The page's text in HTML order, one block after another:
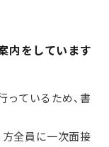
内をしています
っているため、書
全員に一次面接